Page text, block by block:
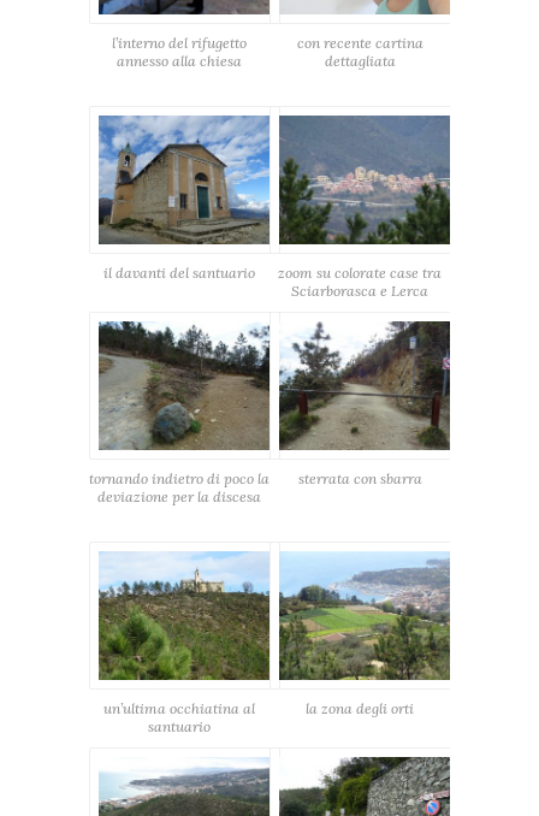
l’interno del rifugetto
annesso alla chiesa
con recente cartina
dettagliata
il davanti del santuario
zoom su colorate case tra
Sciarborasca e Lerca
tornando indietro di poco la
deviazione per la discesa
sterrata con sbarra
un’ultima occhiatina al
santuario
la zona degli orti